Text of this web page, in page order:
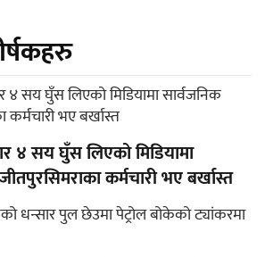
४ सय घुँस लिएको मिडियामा
कर्मचारी भए बर्खास्त